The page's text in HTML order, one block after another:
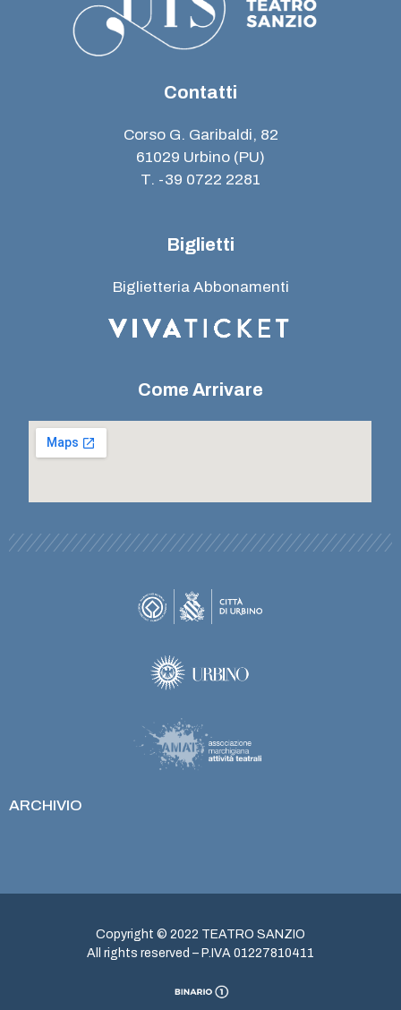
Contatti
Corso G. Garibaldi, 82
61029 Urbino (PU)
T. -39 0722 2281
Biglietti
Biglietteria Abbonamenti
Come Arrivare
ARCHIVIO
Copyright © 2022 TEATRO SANZIO
All rights reserved – P.IVA 01227810411